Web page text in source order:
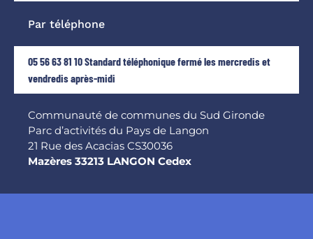
Par téléphone
05 56 63 81 10 Standard téléphonique fermé les mercredis et
vendredis après-midi
Communauté de communes du Sud Gironde
Parc d’activités du Pays de Langon
21 Rue des Acacias CS30036
Mazères 33213 LANGON Cedex